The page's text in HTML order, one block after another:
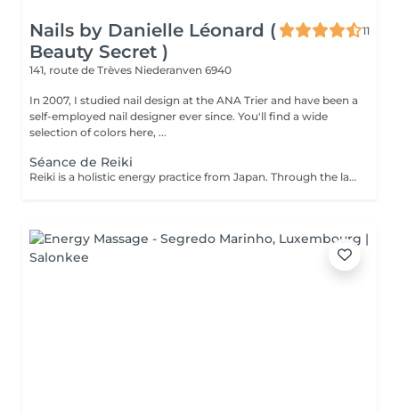
Nails by Danielle Léonard (
Beauty Secret )
11
141, route de Trèves Niederanven 6940
In 2007, I studied nail design at the ANA Trier and have been a
self-employed nail designer ever since. You'll find a wide
selection of colors here, ...
Séance de Reiki
Reiki is a holistic energy practice from Japan. Through the laying on of hands, the flow of energy in the body is harmonized and the self-healing powers are activated.